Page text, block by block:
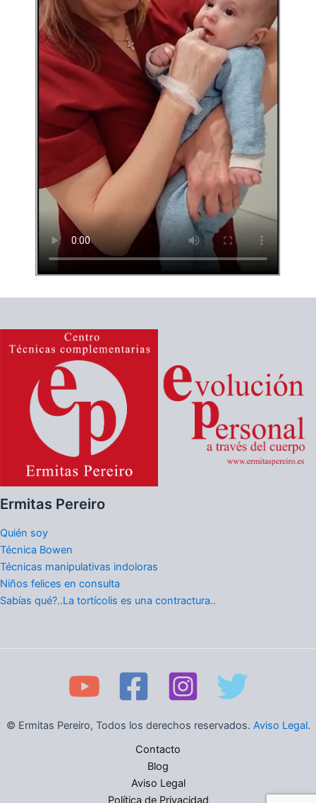
Ermitas Pereiro
Quién soy
Técnica Bowen
Técnicas manipulativas indoloras
Niños felices en consulta
Sabías qué?..La tortícolis es una contractura..
© Ermitas Pereiro, Todos los derechos reservados. Aviso Legal.
Contacto
Blog
Aviso Legal
Política de Privacidad